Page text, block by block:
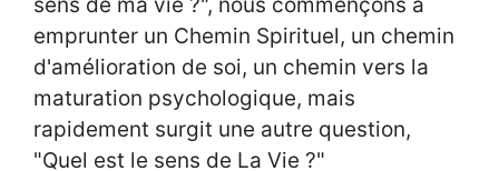
emprunter un Chemin Spirituel, un chemin
d'amélioration de soi, un chemin vers la
maturation psychologique, mais
rapidement surgit une autre question,
"Quel est le sens de La Vie ?"